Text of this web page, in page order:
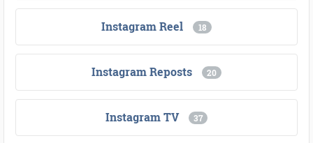
Instagram Reel 18
Instagram Reposts 20
Instagram TV 37